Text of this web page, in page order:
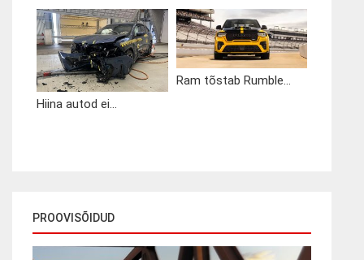
Hiina autod ei...
Ram tõstab Rumble...
PROOVISÕIDUD